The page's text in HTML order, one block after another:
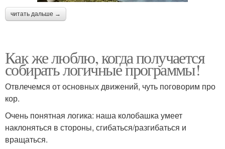
читать дальше →
Как же люблю, когда получается
собирать логичные программы!
Отвлечемся от основных движений, чуть поговорим про
кор.
Очень понятная логика: наша колобашка умеет
наклоняться в стороны, сгибаться/разгибаться и
вращаться.